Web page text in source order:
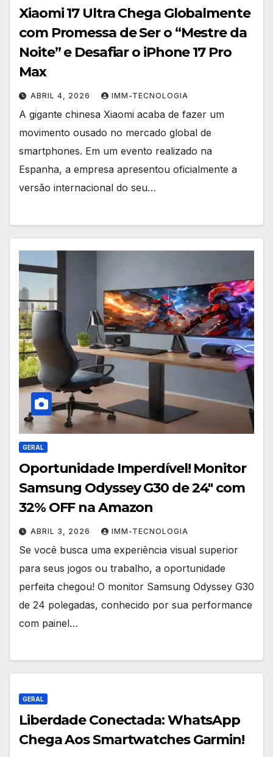
Xiaomi 17 Ultra Chega Globalmente
com Promessa de Ser o “Mestre da
Noite” e Desafiar o iPhone 17 Pro
Max
ABRIL 4, 2026 IMM-TECNOLOGIA
A gigante chinesa Xiaomi acaba de fazer um
movimento ousado no mercado global de
smartphones. Em um evento realizado na
Espanha, a empresa apresentou oficialmente a
versão internacional do seu…
GERAL
Oportunidade Imperdível! Monitor
Samsung Odyssey G30 de 24″ com
32% OFF na Amazon
ABRIL 3, 2026 IMM-TECNOLOGIA
Se você busca uma experiência visual superior
para seus jogos ou trabalho, a oportunidade
perfeita chegou! O monitor Samsung Odyssey G30
de 24 polegadas, conhecido por sua performance
com painel…
GERAL
Liberdade Conectada: WhatsApp
Chega Aos Smartwatches Garmin!